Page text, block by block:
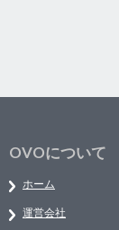
OVOについて
ホーム
運営会社